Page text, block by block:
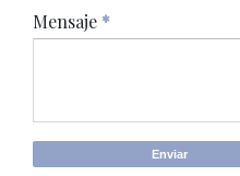
Mensaje *